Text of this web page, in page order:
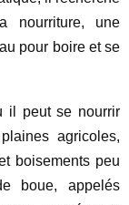
nourriture, une
pour boire et se
il peut se nourrir
agricoles,
boisements peu
boue, appelés